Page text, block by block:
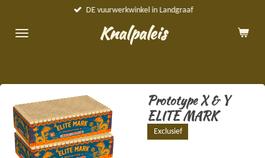
naar
Knalpaleis
DE vuurwerkwinkel in Landgraaf
Prototype X & Y
ELITE MARK
Exclusief